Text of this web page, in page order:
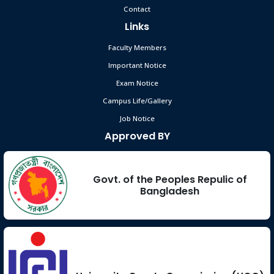
Contact
Links
Faculty Members
Important Notice
Exam Notice
Campus Life/Gallery
Job Notice
Approved BY
Govt. of the Peoples Repulic of
Bangladesh